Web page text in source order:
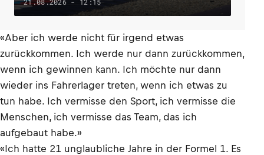
«Aber ich werde nicht für irgend etwas
zurückkommen. Ich werde nur dann zurückkommen,
wenn ich gewinnen kann. Ich möchte nur dann
wieder ins Fahrerlager treten, wenn ich etwas zu
tun habe. Ich vermisse den Sport, ich vermisse die
Menschen, ich vermisse das Team, das ich
aufgebaut habe.»
«Ich hatte 21 unglaubliche Jahre in der Formel 1. Es